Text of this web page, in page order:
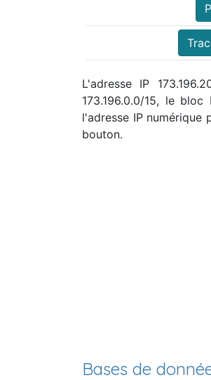
L'adresse IP
173.196.0.0/15, le
l'adresse IP numérique
bouton.
Bases de